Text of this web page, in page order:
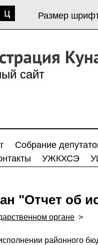
Размер
сайт
Собрание
УЖКХСЭ
"Отчет об
органе >
районного